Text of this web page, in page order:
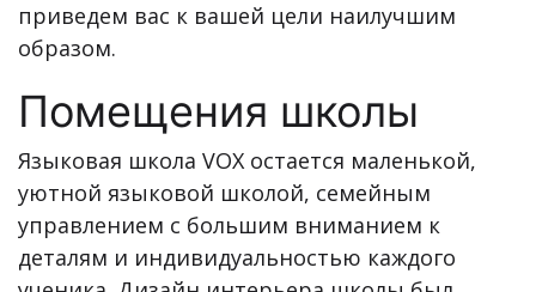
приведем вас к вашей цели наилучшим
образом.
Помещения школы
Языковая школа VOX остается маленькой,
уютной языковой школой, семейным
управлением с большим вниманием к
деталям и индивидуальностью каждого